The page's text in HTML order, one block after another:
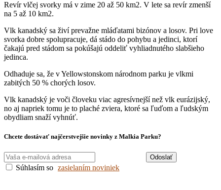
Revír vlčej svorky má v zime 20 až 50 km2. V lete sa revír zmenší
na 5 až 10 km2.
Vlk kanadský sa živí prevažne mláďatami bizónov a losov. Pri love
svorka dobre spolupracuje, dá stádo do pohybu a jedinci, ktorí
čakajú pred stádom sa pokúšajú oddeliť vyhliadnutého slabšieho
jedinca.
Odhaduje sa, že v Yellowstonskom národnom parku je vlkmi
zabitých 50 % chorých losov.
Vlk kanadský je voči človeku viac agresívnejší než vlk eurázijský,
no aj napriek tomu je to plaché zviera, ktoré sa ľuďom a ľudským
obydliam snaží vyhnúť.
Chcete dostávať najčerstvejšie novinky z Malkia Parku?
Odoslať
Súhlasím so zasielaním noviniek